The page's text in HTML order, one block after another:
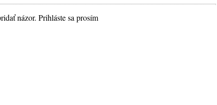
názor. Prihláste sa prosím